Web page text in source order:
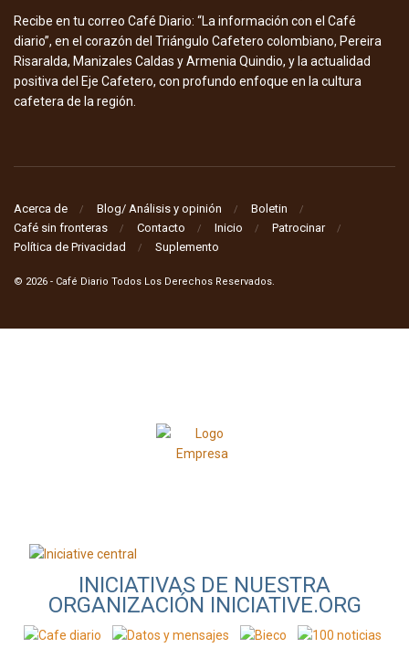
Recibe en tu correo Café Diario: “La información con el Café
diario”, en el corazón del Triángulo Cafetero colombiano, Pereira
Risaralda, Manizales Caldas y Armenia Quindio, y la actualidad
positiva del Eje Cafetero, con profundo enfoque en la cultura
cafetera de la región.
Acerca de Blog/ Análisis y opinión
Boletin
Café sin fronteras
Contacto Inicio
Patrocinar
Política de Privacidad
Suplemento
© 2026 - Café Diario Todos Los Derechos Reservados.
INICIATIVAS DE NUESTRA
ORGANIZACIÓN INICIATIVE.ORG